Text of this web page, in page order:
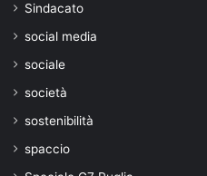
Sindacato
social media
sociale
società
sostenibilità
spaccio